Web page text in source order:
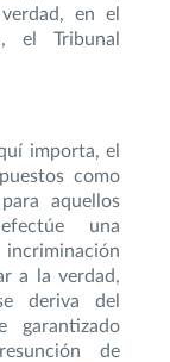
en el
el Tribunal
importa, el
como
aquellos
una
a la verdad,
deriva del
garantizado
de